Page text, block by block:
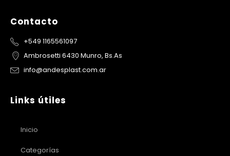
Contacto
+549 1165561097
Ambrosetti 6430 Munro, Bs.As
info@andesplast.com.ar
Links útiles
Inicio
Categorías